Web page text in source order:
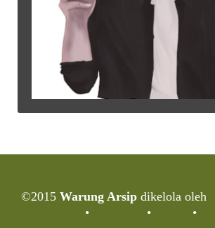
©2015 Warung Arsip dikelola oleh
• • •